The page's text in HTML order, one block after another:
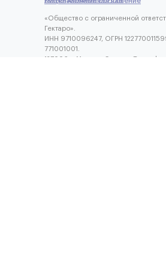
«Общество с ограниченной
Гектаро».
ИНН 9710096247, ОГРН
771001001.
127006, г.Москва, Садовая-